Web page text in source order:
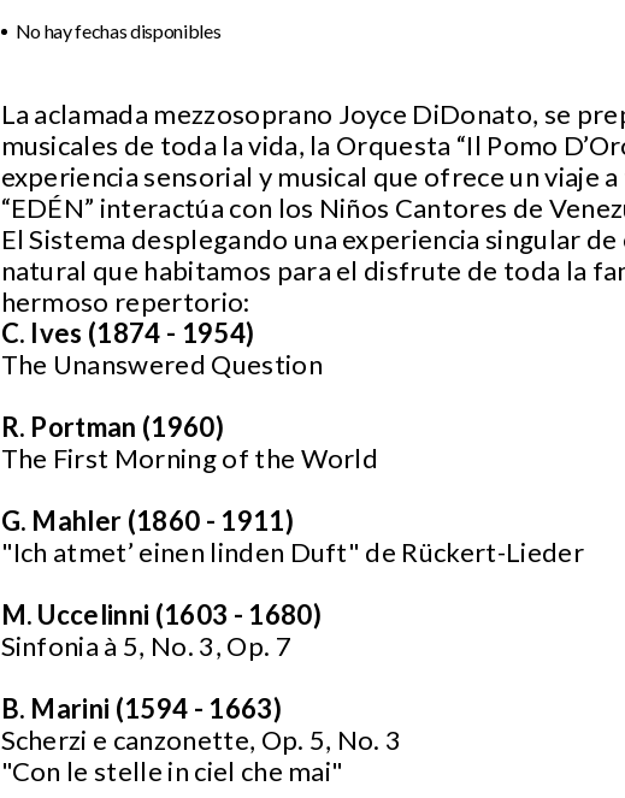
No hay fechas disponibles
La aclamada mezzosoprano Joyce DiDonato, se
musicales de toda la vida, la Orquesta “Il Pomo
experiencia sensorial y musical que ofrece un viaje
“EDÉN” interactúa con los Niños Cantores de
El Sistema desplegando una experiencia singular
natural que habitamos para el disfrute de toda la
hermoso repertorio:
C. Ives (1874 - 1954)
The Unanswered Question
R. Portman (1960)
The First Morning of the World
G. Mahler (1860 - 1911)
"Ich atmet’ einen linden Duft" de Rückert-Lieder
M. Uccelinni (1603 - 1680)
Sinfonia à 5, No. 3, Op. 7
B. Marini (1594 - 1663)
Scherzi e canzonette, Op. 5, No. 3
"Con le stelle in ciel che mai"